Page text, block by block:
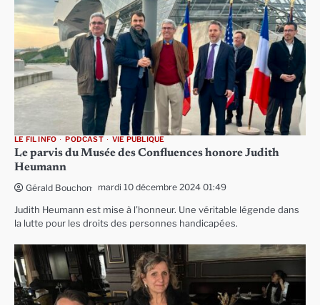
LE FIL INFO PODCAST VIE PUBLIQUE
Le parvis du Musée des Confluences honore Judith
Heumann
Gérald Bouchon mardi 10 décembre 2024 01:49
Judith Heumann est mise à l’honneur. Une véritable légende dans
la lutte pour les droits des personnes handicapées.